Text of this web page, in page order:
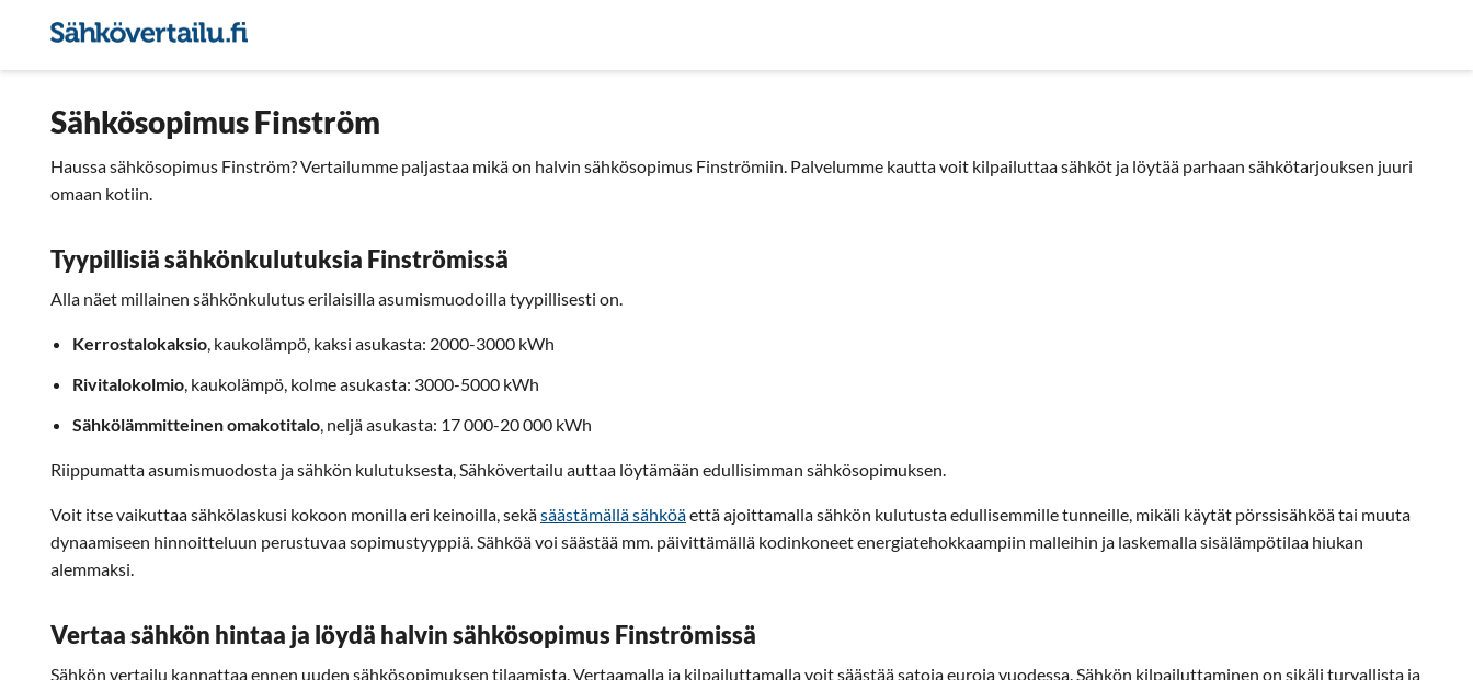
Sähkösopimus Finström
Haussa sähkösopimus Finström? Vertailumme paljastaa mikä on halvin sähkösopimus Finströmiin. Palvelumme kautta voit kilpailuttaa sähköt ja löytää parhaan sähkötarjouksen juuri
omaan kotiin.
Tyypillisiä sähkönkulutuksia Finströmissä
Alla näet millainen sähkönkulutus erilaisilla asumismuodoilla tyypillisesti on.
Kerrostalokaksio, kaukolämpö, kaksi asukasta: 2000-3000 kWh
Rivitalokolmio, kaukolämpö, kolme asukasta: 3000-5000 kWh
Sähkölämmitteinen omakotitalo, neljä asukasta: 17 000-20 000 kWh
Riippumatta asumismuodosta ja sähkön kulutuksesta, Sähkövertailu auttaa löytämään edullisimman sähkösopimuksen.
Voit itse vaikuttaa sähkölaskusi kokoon monilla eri keinoilla, sekäsäästämällä sähköäettä ajoittamalla sähkön kulutusta edullisemmille tunneille, mikäli käytät pörssisähköä tai muuta
dynaamiseen hinnoitteluun perustuvaa sopimustyyppiä. Sähköä voi säästää mm. päivittämällä kodinkoneet energiatehokkaampiin malleihin ja laskemalla sisälämpötilaa hiukan
alemmaksi.
Vertaa sähkön hintaa ja löydä halvin sähkösopimus Finströmissä
Sähkön vertailu kannattaa ennen uuden sähkösopimuksen tilaamista. Vertaamalla ja kilpailuttamalla voit säästää satoja euroja vuodessa. Sähkön kilpailuttaminen on sikäli turvallista ja